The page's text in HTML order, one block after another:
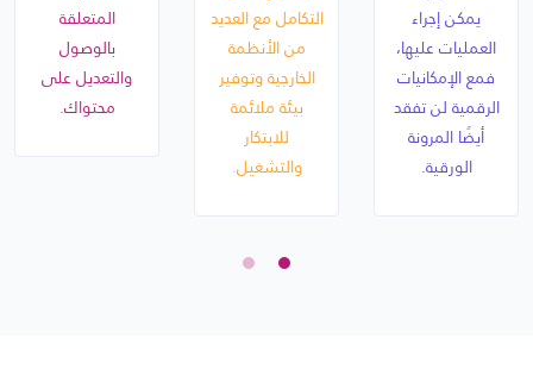
يمكن إجراء
العمليات عليها،
فمع الإمكانيات
الرقمية لن تفقد
أيضًا المرونة
الورقية.
التكامل مع العديد
من الأنظمة
الخارجية وتوفير
بيئة ملائمة
للابتكار
والتشغيل.
المتعلقة
بالوصول
والتعديل على
محتواك.